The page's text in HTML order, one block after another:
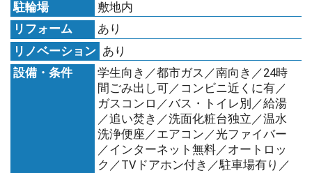
駐輪場
敷地内
リフォーム
あり
リノベーション あり
設備・条件
学生向き／都市ガス／南向き／24時
間ごみ出し可／コンビニ近くに有／
ガスコンロ／バス・トイレ別／給湯
／追い焚き／洗面化粧台独立／温水
洗浄便座／エアコン／光ファイバー
／インターネット無料／オートロッ
ク／TVドアホン付き／駐車場有り／